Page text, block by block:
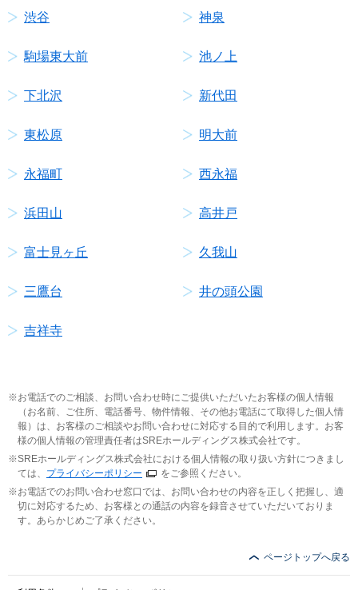
渋谷 神泉
駒場東大前 池ノ上
下北沢 新代田
東松原 明大前
永福町 西永福
浜田山 高井戸
富士見ヶ丘 久我山
三鷹台 井の頭公園
吉祥寺
お電話でのご相談、お問い合わせ時にご提供いただいたお客様の個人情報
（お名前、ご住所、電話番号、物件情報、その他お電話にて取得した個人情
報）は、お客様のご相談やお問い合わせに対応する目的で利用します。お客
様の個人情報の管理責任者はSREホールディングス株式会社です。
SREホールディングス株式会社における個人情報の取り扱い方針につきまし
ては、 プライバシーポリシー
をご参照ください。
お電話でのお問い合わせ窓口では、お問い合わせの内容を正しく把握し、適
切に対応するため、お客様との通話の内容を録音させていただいておりま
す。あらかじめご了承ください。
ページトップへ戻る